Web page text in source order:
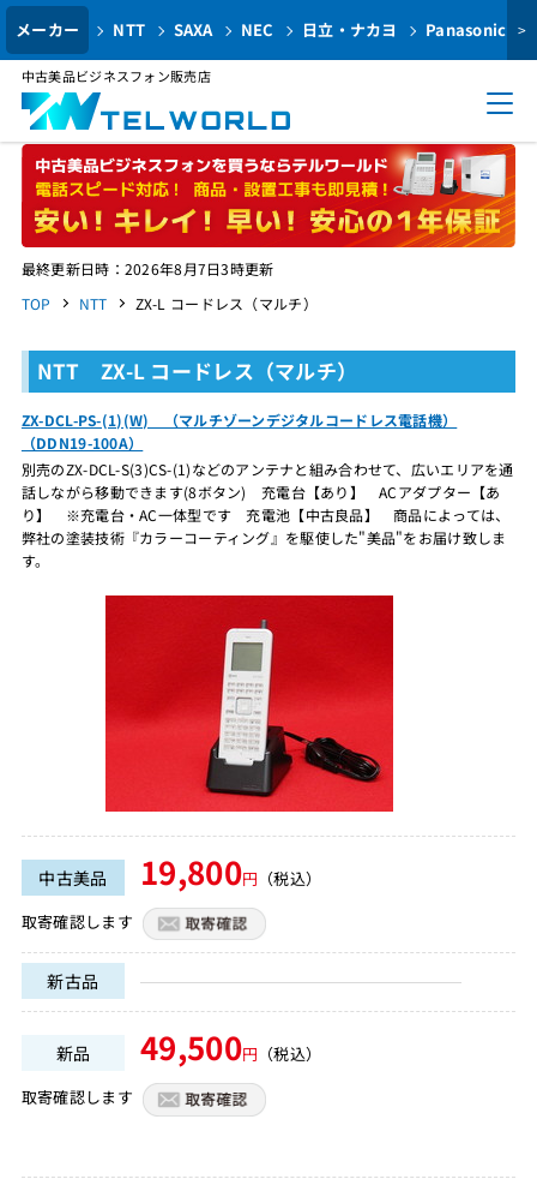
メーカー NTT SAXA NEC 日立・ナカヨ Panasonic >
中古美品ビジネスフォン販売店
最終更新日時：2026年8月7日3時更新
TOP
NTT ZX-L コードレス（マルチ）
NTT ZX-L コードレス（マルチ）
ZX-DCL-PS-(1)(W) （マルチゾーンデジタルコードレス電話機）
（DDN19-100A）
別売のZX-DCL-S(3)CS-(1)などのアンテナと組み合わせて、広いエリアを通
話しながら移動できます(8ボタン) 充電台【あり】 ACアダプター【あ
り】 ※充電台・AC一体型です 充電池【中古良品】 商品によっては、
弊社の塗装技術『カラーコーティング』を駆使した"美品"をお届け致しま
す。
中古美品 19,800円 （税込）
取寄確認します
新古品
新品 49,500円 （税込）
取寄確認します